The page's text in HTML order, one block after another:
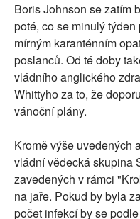
Boris Johnson se zatím
poté, co se minulý
mírným karanténním
poslanců. Od té doby
vládního anglického
Whittyho za to, že
vánoční plány.
Kromě výše uvedených
vládní vědecká skupina
zavedených v rámci
na jaře. Pokud by byla
počet infekcí by se